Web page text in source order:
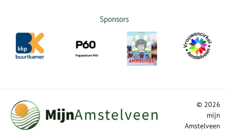
Sponsors
© 2026
mijn
Amstelveen